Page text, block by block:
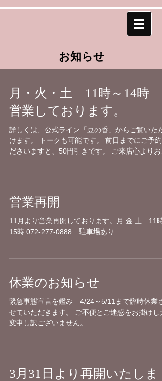
お知らせ
月・火・土 11時～14時
営業しております。
詳しくは、公式ライン「豆の香」からご覧いただ
けます。 トークも可能です。 前日までにご予約
ださいますと、50円引きです。 ご来店心よりお
営業再開
11月より営業再開しております。月.金.土 11時
15時 072-277-0888 駐車場あり
休業のお知らせ
緊急事態宣言を鑑み 4/24～5/11まで臨時休業さ
せていただきます。 ご不便とご迷惑をお掛けし
変申し訳ございません。
3月31日より再開いたしま